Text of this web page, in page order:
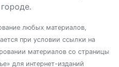
любых материалов,
при условии ссылки на
материалов со страницы
для интернет-изданий